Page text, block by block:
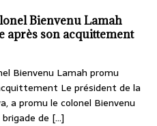
Bienvenu Lamah
après son acquittement
Bienvenu Lamah promu
Le président de la
a promu le colonel Bienvenu
de [...]